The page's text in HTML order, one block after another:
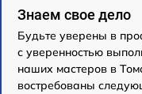
Знаем свое дело
Будьте уверены в
с уверенностью
наших мастеров в
востребованы